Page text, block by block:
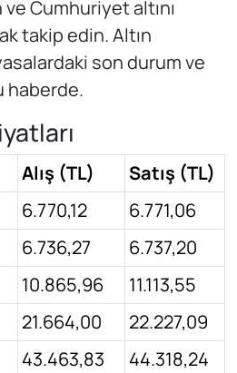
ve Cumhuriyet altını
takip edin. Altın
son durum ve
haberde.
Alış (TL)
Satış (TL)
6.770,12
6.771,06
6.736,27
6.737,20
10.865,96
11.113,55
21.664,00
22.227,09
43.463,83
44.318,24